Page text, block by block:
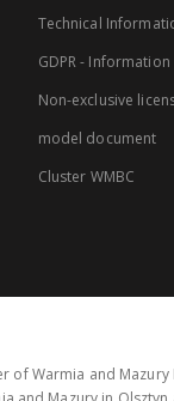
Technical
GDPR - Information
Non-exclusive
model document
Cluster WMBC
of Warmia and